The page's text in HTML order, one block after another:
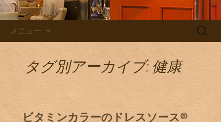
メニュー
検
タグ別アーカイブ: 健康
ビタミンカラーのドレスソース®